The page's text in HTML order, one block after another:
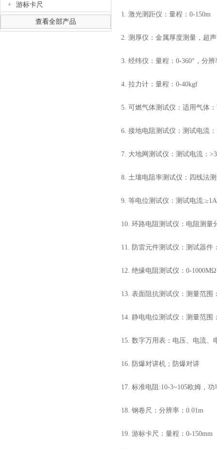
游标卡尺
查看全部产品
1. 激光测距仪：量程：0-150m
2. 测厚仪：金属厚度测量，超
3. 经纬仪：量程：0-360°，分
4. 拉力计：量程：0-40kgf
5. 可燃气体测试仪：适用气体
6. 接地电阻测试仪：测试电流
7. 大地网测试仪：测试电流：
8. 土壤电阻率测试仪：四线法
9. 等电位测试仪：测试电流
10. 环路电阻测试仪：电阻测
11. 防雷元件测试仪：测试器
12. 绝缘电阻测试仪：0-
13. 表面阻抗测试仪：测量范围
14. 静电电位测试仪：测量范围
15. 数字万用表：电压、电流
16. 防爆对讲机；防爆对讲
17. 标准电阻 :10-3~105欧姆，
18. 钢卷尺：分辨率：0.01m
19. 游标卡尺：量程：0-150mm